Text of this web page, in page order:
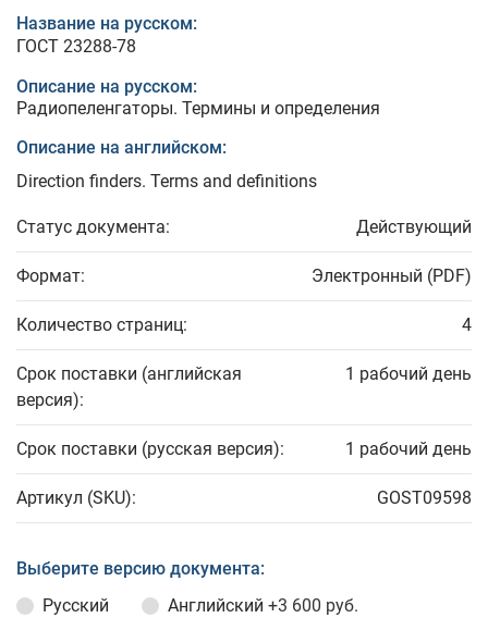
Название на русском:
ГОСТ 23288-78
Описание на русском:
Радиопеленгаторы. Термины и определения
Описание на английском:
Direction finders. Terms and definitions
Статус документа: Действующий
Формат: Электронный (PDF)
Количество страниц: 4
Срок поставки (английская
версия):
1 рабочий день
Срок поставки (русская версия): 1 рабочий день
Артикул (SKU): GOST09598
Выберите версию документа:
Русский
Английский +3 600 руб.